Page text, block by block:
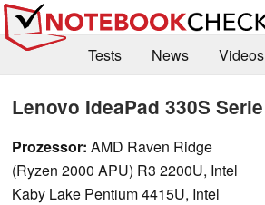
Tests News
Videos
Forum
Lenovo IdeaPad 330S Serie
Prozessor: AMD Raven Ridge
(Ryzen 2000 APU) R3 2200U, Intel
Kaby Lake Pentium 4415U, Intel